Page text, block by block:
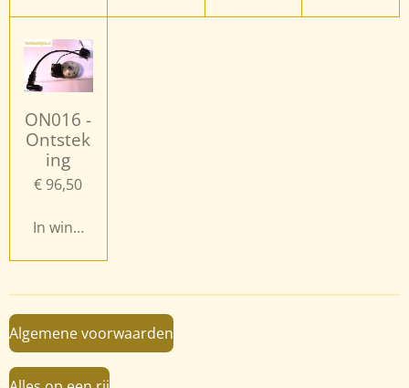
ON016 -
Ontstek
ing
€ 96,50
In winkelwagen
Algemene voorwaarden